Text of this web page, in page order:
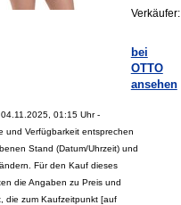
Verkäufer:
bei
OTTO
ansehen
01:15 Uhr -
und Verfügbarkeit entsprechen
Stand (Datum/Uhrzeit) und
Für den Kauf dieses
die Angaben zu Preis und
die zum Kaufzeitpunkt [auf